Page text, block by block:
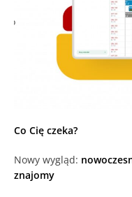
Co Cię czeka?
Nowy wygląd:
znajomy